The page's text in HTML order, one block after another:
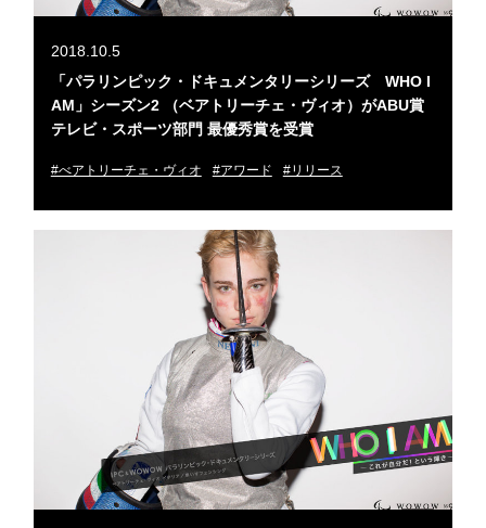
2018.10.5
「パラリンピック・ドキュメンタリーシリーズ WHO I
AM」シーズン2 （ベアトリーチェ・ヴィオ）がABU賞
テレビ・スポーツ部門 最優秀賞を受賞
#べアトリーチェ・ヴィオ #アワード #リリース